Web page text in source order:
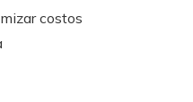
costos